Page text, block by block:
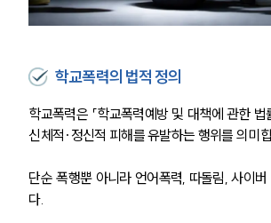
학교폭력의 법적 정의
학교폭력은 「학교폭력예방 및 대책에 관한 법
신체적·정신적 피해를 유발하는 행위를 의미
단순 폭행뿐 아니라 언어폭력, 따돌림, 사이
다.